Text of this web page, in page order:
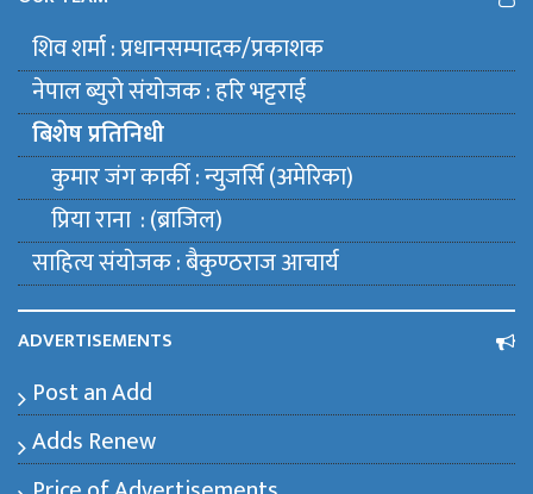
शिव शर्मा : प्रधानसम्पादक/प्रकाशक
नेपाल ब्युराे संयाेजक : हरि भट्टराई
बिशेष प्रतिनिधी
कुमार जंग कार्की : न्युजर्सि (अमेरिका)
प्रिया राना : (ब्राजिल)
साहित्य संयाेजक : बैकुण्ठराज आचार्य
ADVERTISEMENTS
Post an Add
Adds Renew